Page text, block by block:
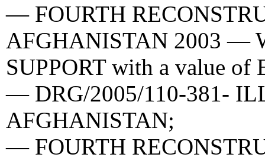
— FOURTH
AFGHANISTAN 2003 —
SUPPORT with a value of
— DRG/2005/110-381-
AFGHANISTAN;
— FOURTH